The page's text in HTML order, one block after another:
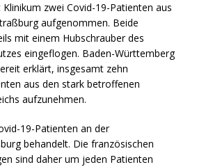
zwei Covid-19-Patienten aus
aufgenommen. Beide
mit einem Hubschrauber des
eingeflogen. Baden-Württemberg
erklärt, insgesamt zehn
aus den stark betroffenen
aufzunehmen.
19-Patienten an der
behandelt. Die französischen
sind daher um jeden Patienten